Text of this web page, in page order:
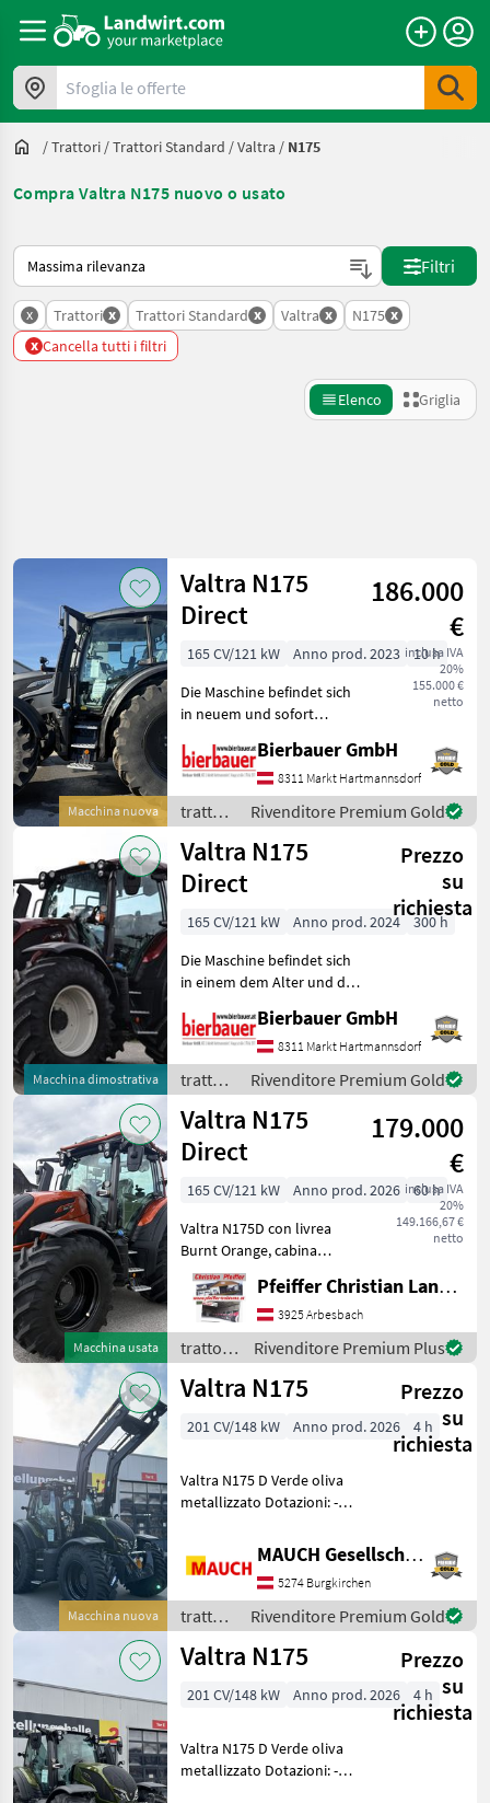
Sfoglia le offerte
/Trattori /Trattori Standard /Valtra / N175
Compra Valtra N175 nuovo o usato
Ecco come viene ordinato su Landwirt.com
Filtri
x Trattori x Trattori Standard x Valtra x N175 x
x Cancella tutti i filtri
Elenco Griglia
Categoria 5 Paese
PERCORSO
ATTUALE
Settore
agricolo
Trattori
Trattori
Valtra
N175
SCEGLI
CATEGORIA
Valtra
John Deere
Fendt
New Holland
Steyr
Claas
Mostra
tutti
48
MODELLO
N175
Direct
N175
MARKETPLACE
Marketplace
Offerte dei
rivenditori
Annunci
Reimposta
Mostra
28
risultati
Macchina nuova
Valtra N175
Direct
186.000
€
inclusa IVA
20%
155.000 €
netto
165 CV/121 kW Anno prod. 2023
10 h
Die Maschine befindet sich
in neuem und sofort
und kann nach
telefonischer Vereinbarung
gerne vor Ort besichtigt
werden. Neumaschine sofo
Bierbauer GmbH
8311 Markt Hartmannsdorf
trattori
/ Valtra
Rivenditore Premium Gold
Macchina dimostrativa
Valtra N175
Direct
Prezzo
su
richiesta
165 CV/121 kW Anno prod. 2024
300 h
Die Maschine befindet sich
in einem dem Alter und der
Zustand und kann nach
telefonischer Vereinbarung
gerne vor Ort besichtigt
und geprüft we
Bierbauer GmbH
8311 Markt Hartmannsdorf
trattori
/ Valtra
Rivenditore Premium Gold
Macchina usata
Valtra N175
Direct
179.000
€
inclusa IVA
20%
149.166,67 €
netto
165 CV/121 kW Anno prod. 2026
60 h
Valtra N175D con livrea
Burnt Orange, cabina
forestale SkyView, sistema
di retromarcia, pompa
idraulica da 160 L, attacchi
Power Beyond, piastra di
protezione del fo
Pfeiffer Christian Landtechnik
3925 Arbesbach
trattori
/ Valtra
Rivenditore Premium Plus
Macchina nuova
Valtra N175
Prezzo
su
richiesta
201 CV/148 kW Anno prod. 2026 4 h
Valtra N175 D Verde oliva
metallizzato Dotazioni: -
Caricatore frontale G5L -
Valtra Quick2 e console -
Telaio di attacco Euro -
Softd
MAUCH Gesellschaft m.b.H. & Co.KG
5274 Burgkirchen
trattori
/ Valtra
Rivenditore Premium Gold
Valtra N175
Prezzo
su
richiesta
201 CV/148 kW Anno prod. 2026 4 h
Valtra N175 D Verde oliva
metallizzato Dotazioni: -